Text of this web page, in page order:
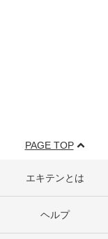
PAGE TOP
エキテンとは
ヘルプ